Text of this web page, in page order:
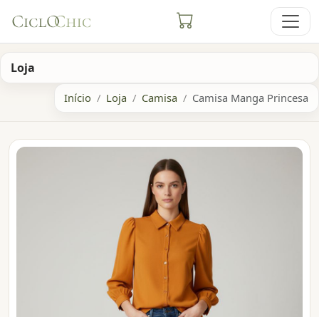
Loja
Início Loja Camisa Camisa Manga Princesa